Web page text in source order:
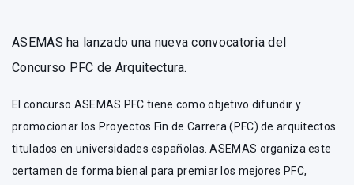
ASEMAS ha lanzado una nueva convocatoria del
Concurso PFC de Arquitectura.
El concurso ASEMAS PFC tiene como objetivo difundir y
promocionar los Proyectos Fin de Carrera (PFC) de arquitectos
titulados en universidades españolas. ASEMAS organiza este
certamen de forma bienal para premiar los mejores PFC,